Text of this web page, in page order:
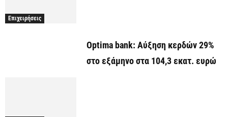
Επιχειρήσεις
Optima bank: Aύξηση κερδών 29%
στο εξάμηνο στα 104,3 εκατ. ευρώ